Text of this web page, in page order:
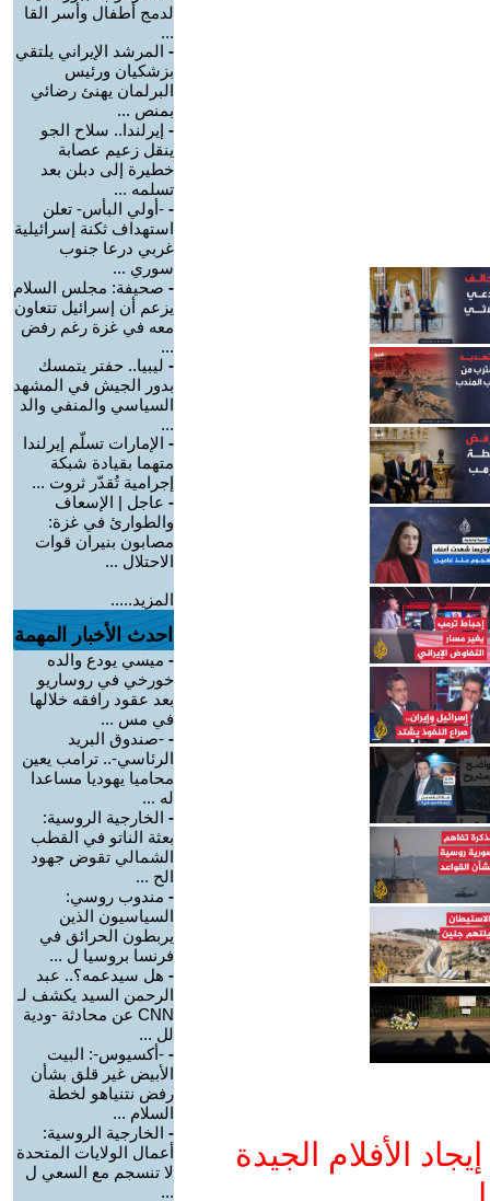
الأفلام الجيدة
لدمج أطفال وأسر القا
...
- المرشد الإيراني يلتقي
بزشكيان ورئيس
البرلمان يهنئ رضائي
بمنص ...
- إيرلندا.. سلاح الجو
ينقل زعيم عصابة
خطيرة إلى دبلن بعد
تسلمه ...
- -أولي البأس- تعلن
استهداف ثكنة إسرائيلية
غربي درعا جنوب
سوري ...
- صحيفة: مجلس السلام
يزعم أن إسرائيل تتعاون
معه في غزة رغم رفض
...
- ليبيا.. حفتر يتمسك
بدور الجيش في المشهد
السياسي والمنفي والد
...
- الإمارات تسلّم إيرلندا
متهما بقيادة شبكة
إجرامية تُقدّر ثروت ...
- عاجل | الإسعاف
والطوارئ في غزة:
مصابون بنيران قوات
الاحتلال ...
المزيد.....
احدث الأخبار المهمة
- ميسي يودع والده
خورخي في روساريو
بعد عقود رافقه خلالها
في مس ...
- -صندوق البريد
الرئاسي-.. ترامب يعين
محاميا يهوديا مساعدا
له ...
- الخارجية الروسية:
بعثة الناتو في القطب
الشمالي تقوض جهود
الح ...
- مندوب روسي:
السياسيون الذين
يربطون الحرائق في
فرنسا بروسيا ل ...
- هل سيدعمه؟.. عبد
الرحمن السيد يكشف لـ
CNN عن محادثة -ودية
لل ...
- -أكسيوس-: البيت
الأبيض غير قلق بشأن
رفض نتنياهو لخطة
السلام ...
- الخارجية الروسية:
أعمال الولايات المتحدة
لا تنسجم مع السعي ل
...